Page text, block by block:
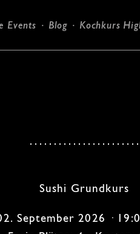
Events Blog Kochkurs
Sushi Grundkurs
September 2026 ·